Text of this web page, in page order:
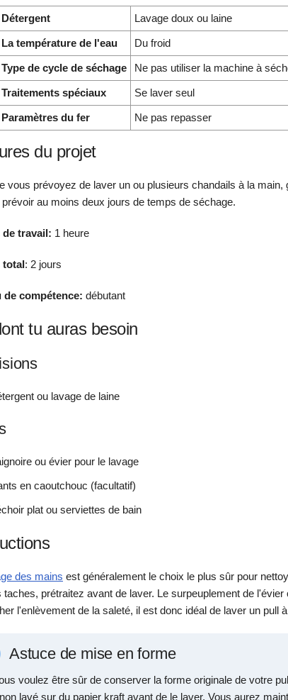
Détergent Lavage doux ou laine
La température de l'eau Du froid
Type de cycle de séchage Ne pas utiliser la machine à
Traitements spéciaux Se laver seul
Paramètres du fer Ne pas repasser
du projet
vous prévoyez de laver un ou plusieurs chandails à la main,
au moins deux jours de temps de séchage.
de travail: 1 heure
total: 2 jours
de compétence: débutant
tu auras besoin
ou lavage de laine
ou évier pour le lavage
en caoutchouc (facultatif)
plat ou serviettes de bain
des mains est généralement le choix le plus sûr pour
taches, prétraitez avant de laver. Le surpeuplement de l'évier
l'enlèvement de la saleté, il est donc idéal de laver un pull
Astuce de mise en forme
voulez être sûr de conserver la forme originale de votre
lavé sur du papier kraft avant de le laver. Vous aurez